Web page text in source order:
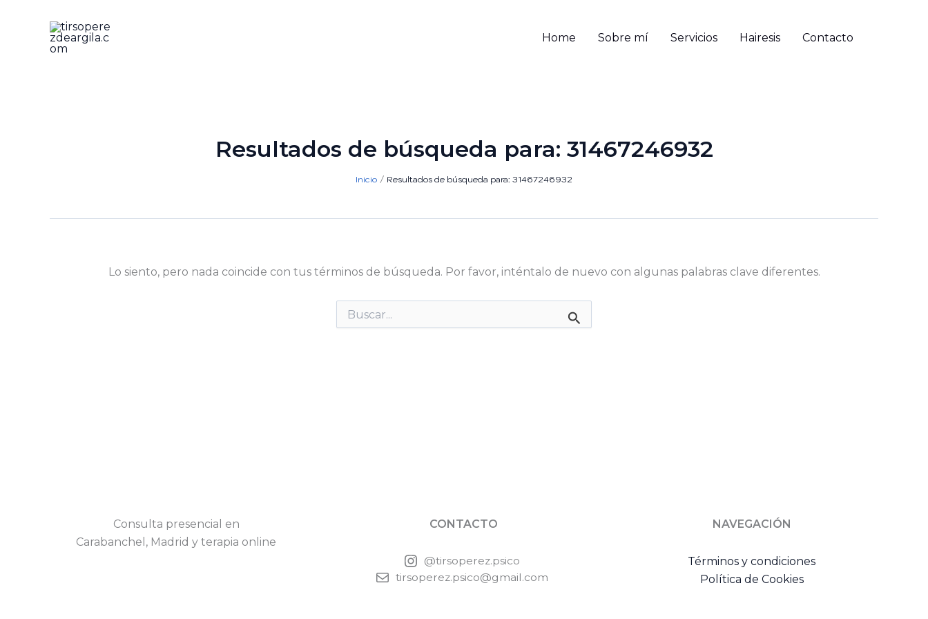
contenido
Home Sobre mí Servicios Hairesis Contacto
Resultados de búsqueda para: 31467246932
Inicio Resultados de búsqueda para: 31467246932
Lo siento, pero nada coincide con tus términos de búsqueda. Por favor, inténtalo de nuevo con algunas palabras clave diferentes.
Buscar
por:
Consulta presencial en
Carabanchel, Madrid y terapia online
CONTACTO
@tirsoperez.psico
tirsoperez.psico@gmail.com
NAVEGACIÓN
Términos y condiciones
Política de Cookies